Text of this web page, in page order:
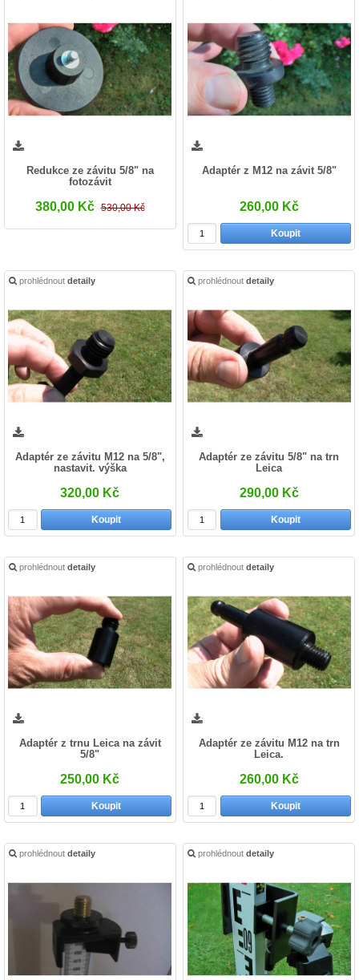
Redukce ze závitu 5/8" na
fotozávit
380,00 Kč 530,00 Kč
Adaptér z M12 na závit 5/8"
260,00 Kč
Koupit
prohlédnout detaily
Adaptér ze závitu M12 na 5/8",
nastavit. výška
320,00 Kč
Koupit
prohlédnoutdetaily
Adaptér ze závitu 5/8" na trn
Leica
290,00 Kč
Koupit
prohlédnout detaily
Adaptér z trnu Leica na závit
5/8"
250,00 Kč
Koupit
prohlédnoutdetaily
Adaptér ze závitu M12 na trn
Leica.
260,00 Kč
Koupit
prohlédnout detaily prohlédnoutdetaily